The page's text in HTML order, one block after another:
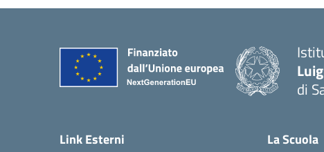
di
Link Esterni La Scuola